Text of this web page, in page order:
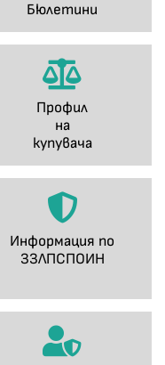
Бюлетини
Профил
на
купувача
Информация по
ЗЗЛПСПОИН